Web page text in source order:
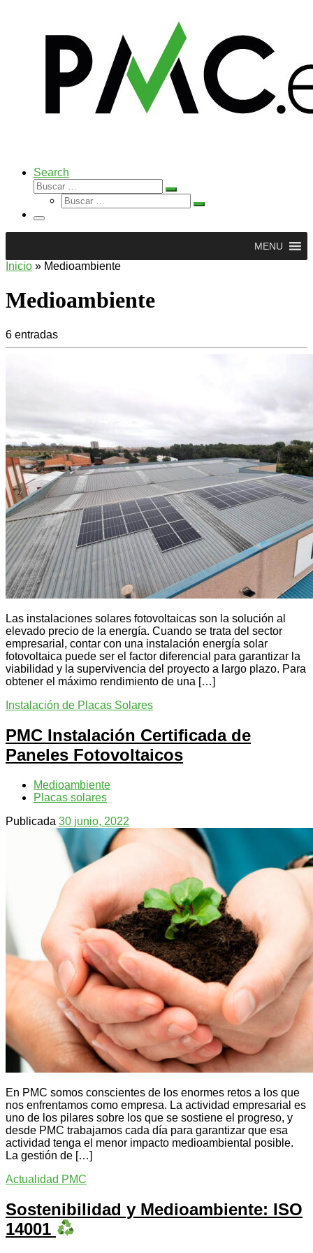
Search
Buscar
Buscar
Buscar
Buscar
Menú
MENU
Inicio » Medioambiente
Medioambiente
6 entradas
Las instalaciones solares fotovoltaicas son la solución al
elevado precio de la energía. Cuando se trata del sector
empresarial, contar con una instalación energía solar
fotovoltaica puede ser el factor diferencial para garantizar la
viabilidad y la supervivencia del proyecto a largo plazo. Para
obtener el máximo rendimiento de una […]
Instalación de Placas Solares
PMC Instalación Certificada de
Paneles Fotovoltaicos
Medioambiente
Placas solares
Publicada 30 junio, 2022
En PMC somos conscientes de los enormes retos a los que
nos enfrentamos como empresa. La actividad empresarial es
uno de los pilares sobre los que se sostiene el progreso, y
desde PMC trabajamos cada día para garantizar que esa
actividad tenga el menor impacto medioambiental posible.
La gestión de […]
Actualidad PMC
Sostenibilidad y Medioambiente: ISO
14001